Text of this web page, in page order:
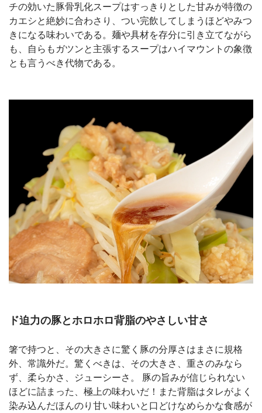
チの効いた豚骨乳化スープはすっきりとした甘みが特徴の
カエシと絶妙に合わさり、つい完飲してしまうほどやみつ
きになる味わいである。麺や具材を存分に引き立てながら
も、自らもガツンと主張するスープはハイマウントの象徴
とも言うべき代物である。
ド迫力の豚とホロホロ背脂のやさしい甘さ
箸で持つと、その大きさに驚く豚の分厚さはまさに規格
外、常識外だ。驚くべきは、その大きさ、重さのみなら
ず、柔らかさ、ジューシーさ。 豚の旨みが信じられない
ほどに詰まった、極上の味わいだ！また背脂はタレがよく
染み込んだほんのり甘い味わいと口どけなめらかな食感が